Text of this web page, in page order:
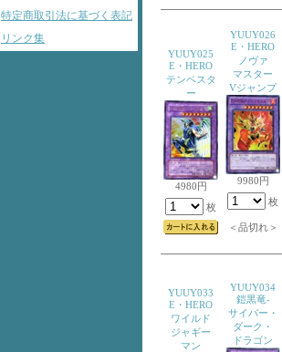
特定商取引法に基づく表記
リンク集
YUUY025
E・HERO
テンペスタ
ー
4980円
枚
YUUY026
E・HERO
ノヴァ
マスター
Vジャンプ
9980円
枚
＜品切れ＞
YUUY033
E・HERO
ワイルド
ジャギー
マン
YUUY034
鎧黒竜-
サイバー・
ダーク・
ドラゴン